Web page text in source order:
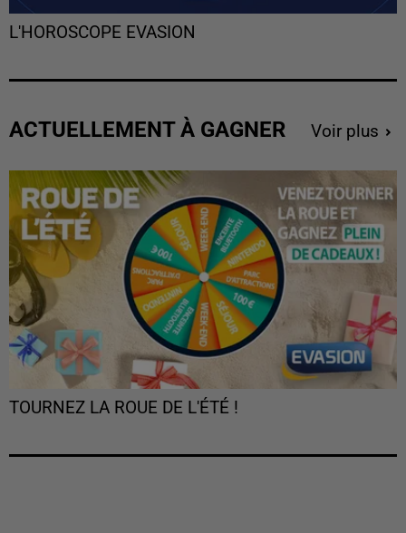
L'HOROSCOPE EVASION
ACTUELLEMENT À GAGNER Voir plus
TOURNEZ LA ROUE DE L'ÉTÉ !